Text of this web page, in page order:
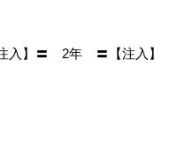
入】〓 2年 〓【注入】